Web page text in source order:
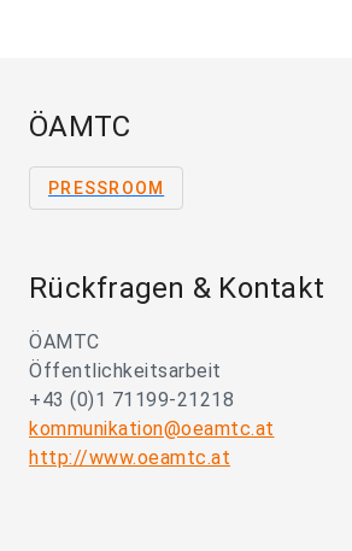
ÖAMTC
PRESSROOM
Rückfragen & Kontakt
ÖAMTC
Öffentlichkeitsarbeit
+43 (0)1 71199-21218
kommunikation@oeamtc.at
http://www.oeamtc.at